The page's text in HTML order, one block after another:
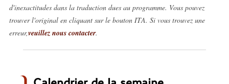
d'inexactitudes dans la traduction dues au programme. Vous pouvez
trouver l'original en cliquant sur le bouton ITA. Si vous trouvez une
erreur,veuillez nous contacter.